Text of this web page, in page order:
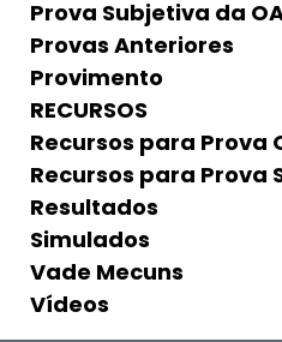
Prova Subjetiva da
Provas Anteriores
Provimento
RECURSOS
Recursos para Prova
Recursos para Prova
Resultados
Simulados
Vade Mecuns
Vídeos